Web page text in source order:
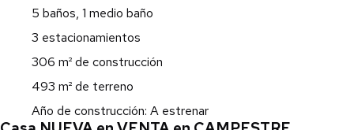
5 baños, 1 medio baño
3 estacionamientos
306 m² de construcción
493 m² de terreno
Año de construcción: A estrenar